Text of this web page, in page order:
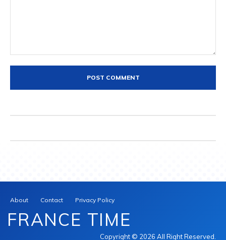
About Contact Privacy Policy
FRANCE TIME
Copyright © 2026 All Right Reserved.